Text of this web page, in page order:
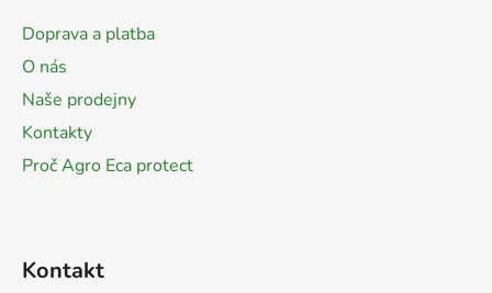
Doprava a platba
O nás
Naše prodejny
Kontakty
Proč Agro Eca protect
Kontakt